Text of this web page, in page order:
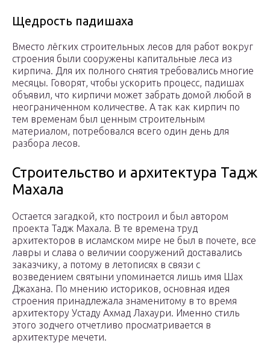
Щедрость падишаха
Вместо лёгких строительных лесов для работ вокруг
строения были сооружены капитальные леса из
кирпича. Для их полного снятия требовались многие
месяцы. Говорят, чтобы ускорить процесс, падишах
объявил, что кирпичи может забрать домой любой в
неограниченном количестве. А так как кирпич по
тем временам был ценным строительным
материалом, потребовался всего один день для
разбора лесов.
Строительство и архитектура Тадж
Махала
Остается загадкой, кто построил и был автором
проекта Тадж Махала. В те времена труд
архитекторов в исламском мире не был в почете, все
лавры и слава о величии сооружений доставались
заказчику, а потому в летописях в связи с
возведением святыни упоминается лишь имя Шах
Джахана. По мнению историков, основная идея
строения принадлежала знаменитому в то время
архитектору Устаду Ахмад Лахаури. Именно стиль
этого зодчего отчетливо просматривается в
архитектуре мечети.